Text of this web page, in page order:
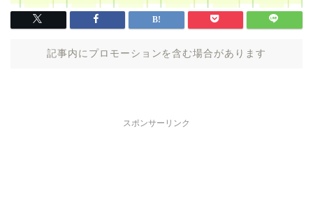
記事内にプロモーションを含む場合があります
スポンサーリンク